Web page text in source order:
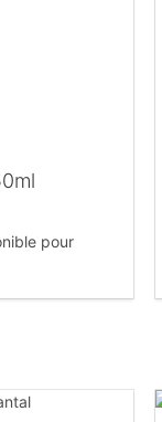
pour